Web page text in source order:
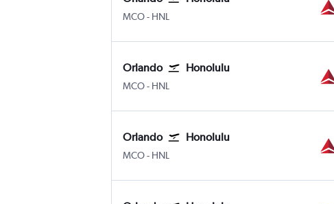
MCOInternacional de Orlando
- HNL Honolulu Internacional Daniel K. Inouye
Orlando Honolulu
MCOInternacional de Orlando
- HNL Honolulu Internacional Daniel K. Inouye
Orlando Honolulu
MCOInternacional de Orlando
- HNL Honolulu Internacional Daniel K. Inouye